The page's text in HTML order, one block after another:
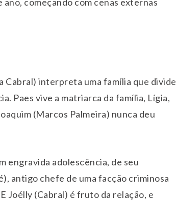
Cabral) interpreta uma família que divide
Paes vive a matriarca da família, Lígia,
(Marcos Palmeira) nunca deu
engravida adolescência, de seu
antigo chefe de uma facção criminosa
Joélly (Cabral) é fruto da relação, e